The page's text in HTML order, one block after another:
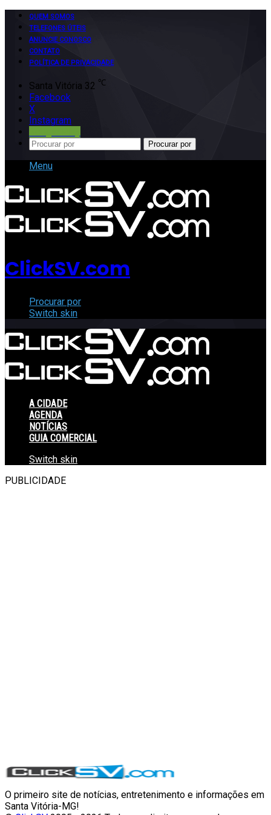
QUEM SOMOS
TELEFONES ÚTEIS
ANUNCIE CONOSCO
CONTATO
POLÍTICA DE PRIVACIDADE
Santa Vitória 32 ℃
Facebook
X
Instagram
Procurar por
Menu
ClickSV.com
Procurar por
Switch skin
A CIDADE
AGENDA
NOTÍCIAS
GUIA COMERCIAL
Switch skin
PUBLICIDADE
O primeiro site de notícias, entretenimento e informações em
Santa Vitória-MG!